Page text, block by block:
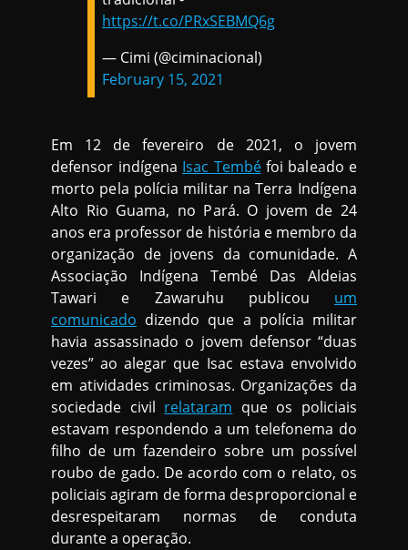
https://t.co/PRxSEBMQ6g
— Cimi (@ciminacional)
February 15, 2021
Em 12 de fevereiro de 2021, o jovem
defensor indígena Isac Tembéfoi baleado e
morto pela polícia militar na Terra Indígena
Alto Rio Guama, no Pará. O jovem de 24
anos era professor de história e membro da
organização de jovens da comunidade. A
Associação Indígena Tembé Das Aldeias
Tawari e Zawaruhu publicou um
comunicado dizendo que a polícia militar
havia assassinado o jovem defensor “duas
vezes” ao alegar que Isac estava envolvido
em atividades criminosas. Organizações da
sociedade civil relataram que os policiais
estavam respondendo a um telefonema do
filho de um fazendeiro sobre um possível
roubo de gado. De acordo com o relato, os
policiais agiram de forma desproporcional e
desrespeitaram normas de conduta
durante a operação.